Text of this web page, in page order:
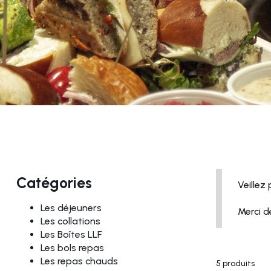
Catégories
Les déjeuners
Les collations
Les Boîtes LLF
Les bols repas
Les repas chauds
Veillez
Merci
5 produits